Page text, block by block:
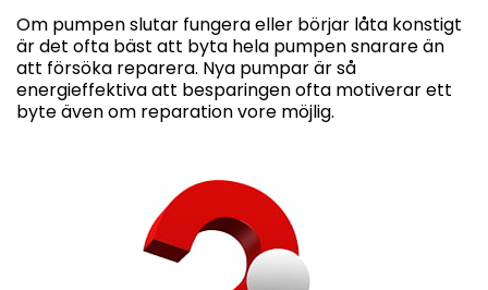
Om pumpen slutar fungera eller börjar låta konstigt
är det ofta bäst att byta hela pumpen snarare än
att försöka reparera. Nya pumpar är så
energieffektiva att besparingen ofta motiverar ett
byte även om reparation vore möjlig.